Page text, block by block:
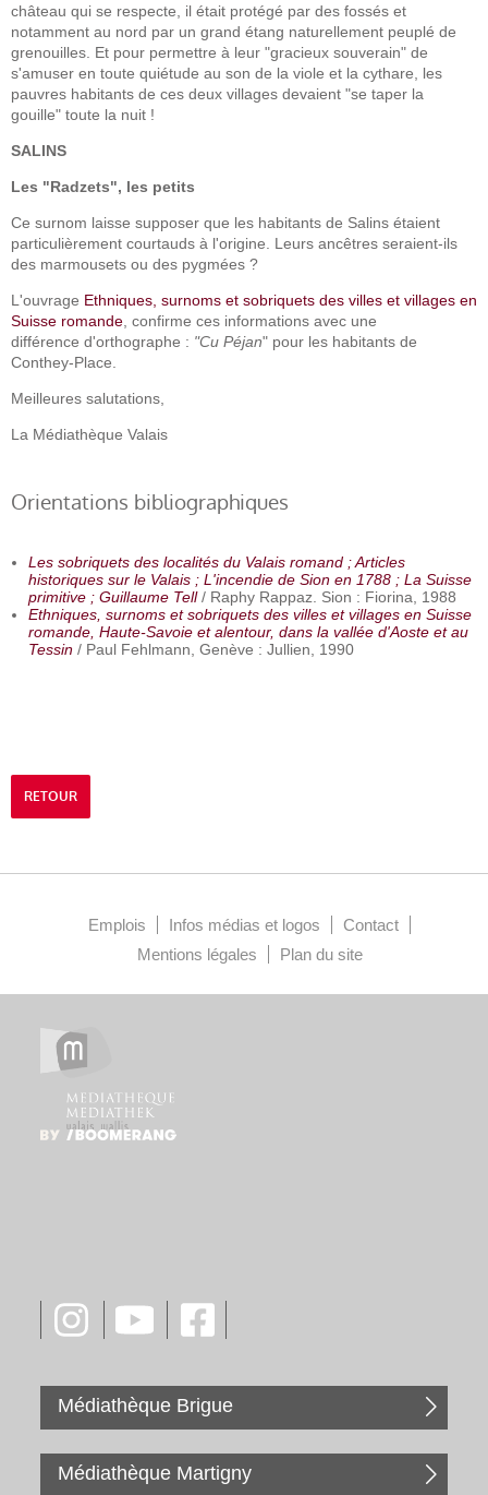
château qui se respecte, il était protégé par des fossés et
notamment au nord par un grand étang naturellement peuplé de
grenouilles. Et pour permettre à leur "gracieux souverain" de
s'amuser en toute quiétude au son de la viole et la cythare, les
pauvres habitants de ces deux villages devaient "se taper la
gouille" toute la nuit !
SALINS
Les "Radzets", les petits
Ce surnom laisse supposer que les habitants de Salins étaient
particulièrement courtauds à l'origine. Leurs ancêtres seraient-ils
des marmousets ou des pygmées ?
L'ouvrage Ethniques, surnoms et sobriquets des villes et villages en
Suisse romande , confirme ces informations avec une
différence d'orthographe : "Cu Péjan" pour les habitants de
Conthey-Place.
Meilleures salutations,
La Médiathèque Valais
Orientations bibliographiques
Les sobriquets des localités du Valais romand ; Articles
historiques sur le Valais ; L'incendie de Sion en 1788 ; La Suisse
primitive ; Guillaume Tell / Raphy Rappaz. Sion : Fiorina, 1988
Ethniques, surnoms et sobriquets des villes et villages en Suisse
romande, Haute-Savoie et alentour, dans la vallée d'Aoste et au
Tessin / Paul Fehlmann, Genève : Jullien, 1990
RETOUR
Emplois Infos médias et logos
Contact
Mentions légales
Plan du site
Médiathèque Brigue
Médiathèque Martigny